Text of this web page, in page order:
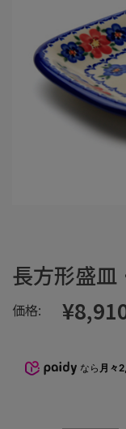
長方形盛皿
価格:
なら 月々